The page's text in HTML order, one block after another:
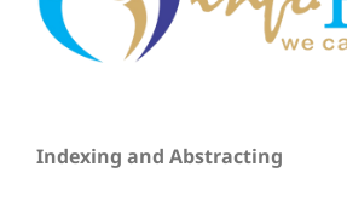
Indexing and Abstracting